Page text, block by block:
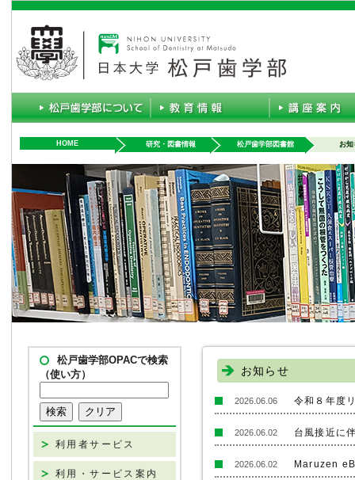
HOME 研究・図書情報 松戸歯学部図書館 お知
松戸歯学部OPACで検索
（使い方）
利用者サービス
利用・サービス案内
お知らせ
2026.06.06 令和８年度
2026.06.02 台風接近に
2026.06.02 Maruzen